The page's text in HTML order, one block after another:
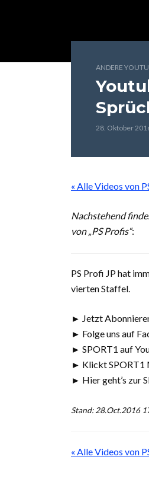
ANDERE
28. Oktober
« Alle Videos von
Nachstehend
von „PS Profis“:
PS Profi JP hat
vierten Staffel.
► Jetzt
► Folge uns auf
► SPORT1 auf
► Klickt
► Hier geht’s zur
Stand: 28.Oct.2016
« Alle Videos von